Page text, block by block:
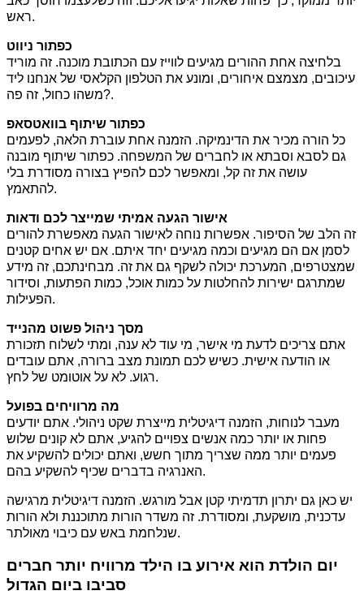
ראש.
כפתור ניווט
בלחיצה אחת ההורים מגיעים לווייז עם הכתובת מוכנה. זה מוריד
עיכובים, מצמצם איחורים, ומונע את הטלפון הקלאסי של אנחנו ליד
משהו כחול, זה פה?.
כפתור שיתוף בוואטסאפ
כל הורה מכיר את הדינמיקה. הזמנה אחת עוברת הלאה, לפעמים
גם לסבא וסבתא או לחברים של המשפחה. כפתור שיתוף מובנה
עושה את זה קל, ומאפשר לכם להפיץ בצורה מסודרת בלי
להתאמץ.
אישור הגעה אמיתי שמייצר לכם ודאות
זה הלב של הסיפור. אפשרות נוחה לאישור הגעה מאפשרת להורים
לסמן אם הם מגיעים וכמה מגיעים יחד איתם. אם יש אחים קטנים
שמצטרפים, המערכת יכולה לשקף גם את זה. מבחינתכם, זה מידע
שמתרגם ישירות להחלטות על כמות אוכל, כמות הפתעות, וסידור
הפעילות.
מסך ניהול פשוט מהנייד
אתם צריכים לדעת מי אישר, מי עוד לא ענה, ומתי לשלוח תזכורת
או הודעה אישית. כשיש לכם תמונת מצב ברורה, אתם עובדים
רגוע. לא על אוטומט של לחץ.
מה מרוויחים בפועל
מעבר לנוחות, הזמנה דיגיטלית מייצרת שקט ניהולי. אתם יודעים
פחות או יותר כמה אנשים צפויים להגיע, אתם לא קונים שלוש
פעמים יותר ממה שצריך מתוך חשש, ואתם יכולים להשקיע את
האנרגיה בדברים שכיף להשקיע בהם.
יש כאן גם יתרון תדמיתי קטן אבל מורגש. הזמנה דיגיטלית מרגישה
עדכנית, מושקעת, ומסודרת. זה משדר הורות מתוכננת ולא הורות
שנלחמת באש עם כיבוי מאולתר.
יום הולדת הוא אירוע בו הילד מרוויח יותר חברים
סביבו ביום הגדול